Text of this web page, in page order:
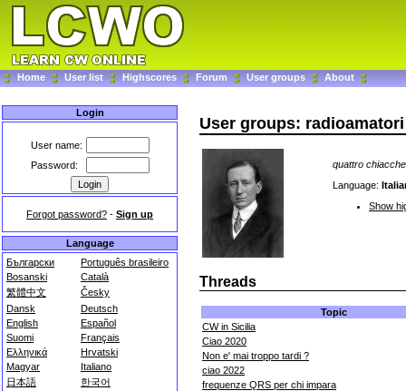
Home User list Highscores Forum User groups About
Login
User name:
Password:
Forgot password? - Sign up
Language
Български
Português brasileiro
Bosanski
Català
繁體中文
Česky
Dansk
Deutsch
English
Español
Suomi
Français
Ελληνικά
Hrvatski
Magyar
Italiano
日本語
한국어
User groups:
quattro
Language:
Show
Threads
Topic
CW in Sicilia
Ciao 2020
Non e' mai troppo tardi ?
ciao 2022
frequenze QRS per chi impara